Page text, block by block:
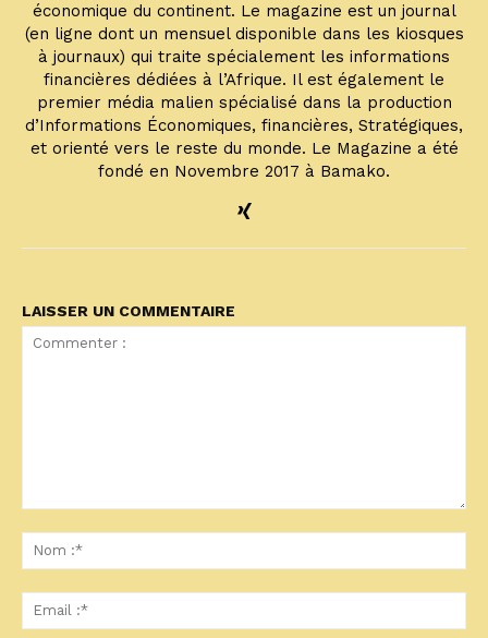
économique du continent. Le magazine est un journal
(en ligne dont un mensuel disponible dans les kiosques
à journaux) qui traite spécialement les informations
financières dédiées à l’Afrique. Il est également le
premier média malien spécialisé dans la production
d’Informations Économiques, financières, Stratégiques,
et orienté vers le reste du monde. Le Magazine a été
fondé en Novembre 2017 à Bamako.
LAISSER UN COMMENTAIRE
:*
:*